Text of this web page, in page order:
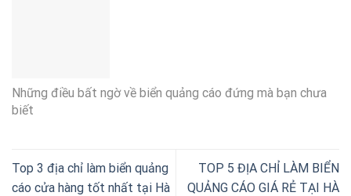
Những điều bất ngờ về biển quảng cáo đứng mà bạn chưa
biết
Top 3 địa chỉ làm biển quảng
cáo cửa hàng tốt nhất tại Hà
TOP 5 ĐỊA CHỈ LÀM BIỂN
QUẢNG CÁO GIÁ RẺ TẠI HÀ